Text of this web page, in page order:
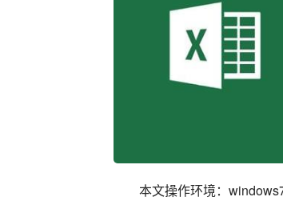
本文操作环境：